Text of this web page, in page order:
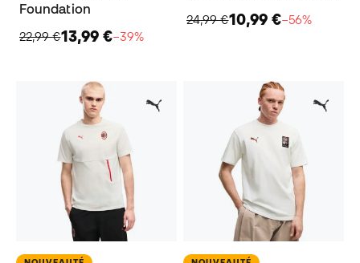
Foundation
22,99 €13,99 €−39%
24,99 €10,99 €−56%